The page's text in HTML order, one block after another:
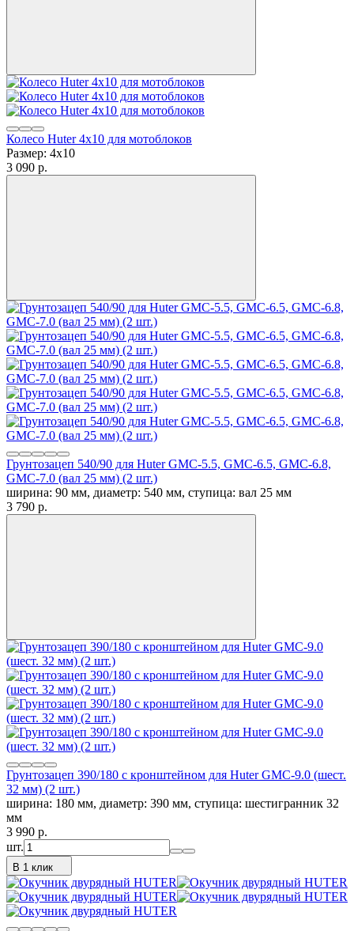
Колесо Huter 4х10 для мотоблоков
Размер: 4х10
3 090 p.
Грунтозацеп 540/90 для Huter GMC-5.5, GMC-6.5, GMC-6.8,
GMC-7.0 (вал 25 мм) (2 шт.)
ширина: 90 мм, диаметр: 540 мм, ступица: вал 25 мм
3 790 p.
Грунтозацеп 390/180 с кронштейном для Huter GMC-9.0 (шест.
32 мм) (2 шт.)
ширина: 180 мм, диаметр: 390 мм, ступица: шестигранник 32
мм
3 990 p.
шт.
В 1 клик